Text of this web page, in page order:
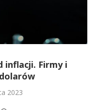
inflacji. Firmy i
2023